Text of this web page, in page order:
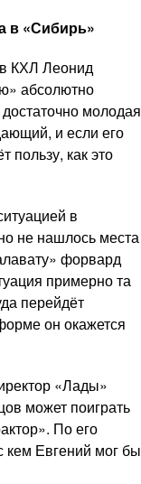
в «Сибирь»
КХЛ Леонид
абсолютно
молодая
и если его
пользу, как это
в
не нашлось места
форвард
примерно та
перейдёт
он окажется
«Лады»
может поиграть
По его
кем Евгений мог бы